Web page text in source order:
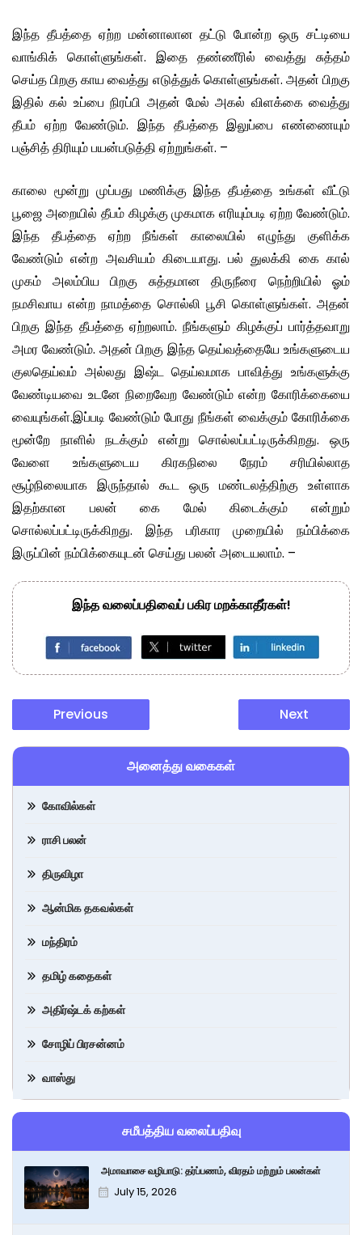
இந்த தீபத்தை ஏற்ற மன்னாலான தட்டு போன்ற ஒரு சட்டியை
வாங்கிக் கொள்ளுங்கள். இதை தண்ணீரில் வைத்து சுத்தம்
செய்த பிறகு காய வைத்து எடுத்துக் கொள்ளுங்கள். அதன் பிறகு
இதில் கல் உப்பை நிரப்பி அதன் மேல் அகல் விளக்கை வைத்து
தீபம் ஏற்ற வேண்டும். இந்த தீபத்தை இலுப்பை எண்ணையும்
பஞ்சித் திரியும் பயன்படுத்தி ஏற்றுங்கள். –
காலை மூன்று முப்பது மணிக்கு இந்த தீபத்தை உங்கள் வீட்டு
பூஜை அறையில் தீபம் கிழக்கு முகமாக எரியும்படி ஏற்ற வேண்டும்.
இந்த தீபத்தை ஏற்ற நீங்கள் காலையில் எழுந்து குளிக்க
வேண்டும் என்ற அவசியம் கிடையாது. பல் துலக்கி கை கால்
முகம் அலம்பிய பிறகு சுத்தமான திருநீரை நெற்றியில் ஓம்
நமசிவாய என்ற நாமத்தை சொல்லி பூசி கொள்ளுங்கள். அதன்
பிறகு இந்த தீபத்தை ஏற்றலாம். நீங்களும் கிழக்குப் பார்த்தவாறு
அமர வேண்டும். அதன் பிறகு இந்த தெய்வத்தையே உங்களுடைய
குலதெய்வம் அல்லது இஷ்ட தெய்வமாக பாவித்து உங்களுக்கு
வேண்டியவை உடனே நிறைவேற வேண்டும் என்ற கோரிக்கையை
வையுங்கள்.இப்படி வேண்டும் போது நீங்கள் வைக்கும் கோரிக்கை
மூன்றே நாளில் நடக்கும் என்று சொல்லப்பட்டிருக்கிறது. ஒரு
வேளை உங்களுடைய கிரகநிலை நேரம் சரியில்லாத
சூழ்நிலையாக இருந்தால் கூட ஒரு மண்டலத்திற்கு உள்ளாக
இதற்கான பலன் கை மேல் கிடைக்கும் என்றும்
சொல்லப்பட்டிருக்கிறது. இந்த பரிகார முறையில் நம்பிக்கை
இருப்பின் நம்பிக்கையுடன் செய்து பலன் அடையலாம். –
இந்த வலைப்பதிவைப் பகிர மறக்காதீர்கள்!
Previous Next
அனைத்து வகைகள்
கோவில்கள்
ராசி பலன்
திருவிழா
ஆன்மிக தகவல்கள்
மந்திரம்
தமிழ் கதைகள்
அதிர்ஷ்டக் கற்கள்
சோழிப் பிரசன்னம்
வாஸ்து
சமீபத்திய வலைப்பதிவு
அமாவாசை வழிபாடு: தர்ப்பணம், விரதம் மற்றும் பலன்கள்
July 15, 2026